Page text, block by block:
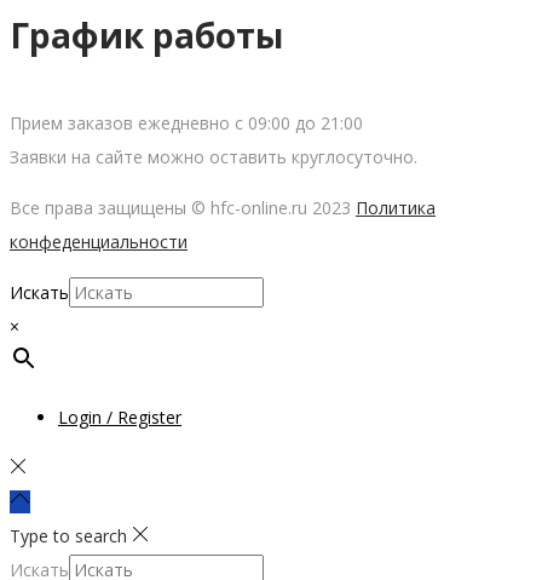
График работы
Прием заказов ежедневно с 09:00 до 21:00
Заявки на сайте можно оставить круглосуточно.
Все права защищены © hfc-online.ru 2023 Политика
конфеденциальности
Искать
×
Login / Register
Type to search
Искать